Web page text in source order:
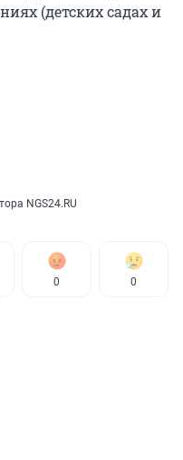
(детских садах и
NGS24.RU
0 0